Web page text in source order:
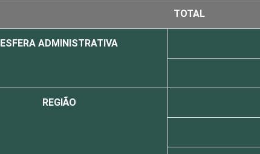
TOTAL
ESFERA ADMINISTRATIVA
REGIÃO